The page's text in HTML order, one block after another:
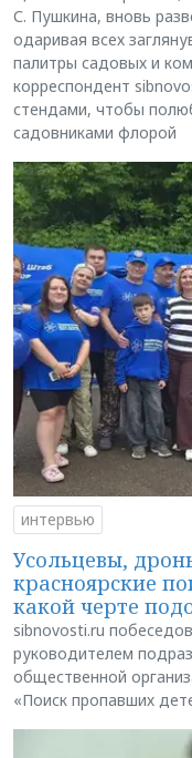
С. Пушкина, вновь
одаривая всех
палитры садовых и
корреспондент
стендами, чтобы
садовниками флорой
интервью
Усольцевы,
красноярские
какой черте
sibnovosti.ru
руководителем
общественной
«Поиск пропавших